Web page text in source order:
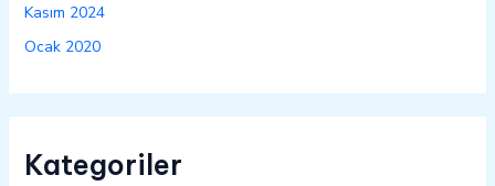
Kasım 2024
Ocak 2020
Kategoriler